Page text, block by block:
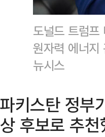
도널드 트럼
원자력 에너
뉴시스
파키스탄 정부
상 후보로 추천